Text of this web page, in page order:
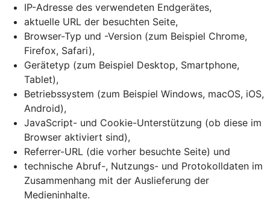
IP-Adresse des verwendeten Endgerätes,
aktuelle URL der besuchten Seite,
Browser-Typ und -Version (zum Beispiel Chrome,
Firefox, Safari),
Gerätetyp (zum Beispiel Desktop, Smartphone,
Tablet),
Betriebssystem (zum Beispiel Windows, macOS, iOS,
Android),
JavaScript- und Cookie-Unterstützung (ob diese im
Browser aktiviert sind),
Referrer-URL (die vorher besuchte Seite) und
technische Abruf-, Nutzungs- und Protokolldaten im
Zusammenhang mit der Auslieferung der
Medieninhalte.